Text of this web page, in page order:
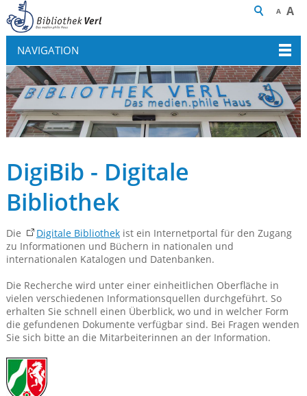
A A
NAVIGATION
DigiBib - Digitale
Bibliothek
Die Digitale Bibliothekist ein Internetportal für den Zugang
zu Informationen und Büchern in nationalen und
internationalen Katalogen und Datenbanken.
Die Recherche wird unter einer einheitlichen Oberfläche in
vielen verschiedenen Informationsquellen durchgeführt. So
erhalten Sie schnell einen Überblick, wo und in welcher Form
die gefundenen Dokumente verfügbar sind. Bei Fragen wenden
Sie sich bitte an die Mitarbeiterinnen an der Information.